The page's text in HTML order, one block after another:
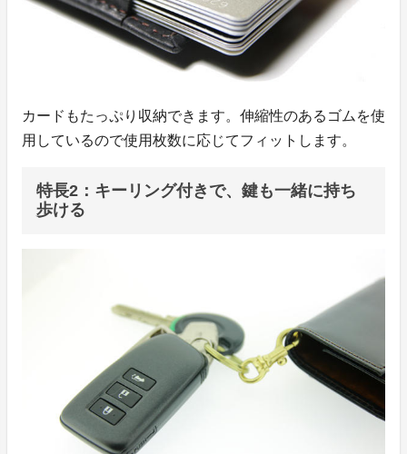
カードもたっぷり収納できます。伸縮性のあるゴムを使
用しているので使用枚数に応じてフィットします。
特長2：キーリング付きで、鍵も一緒に持ち
歩ける